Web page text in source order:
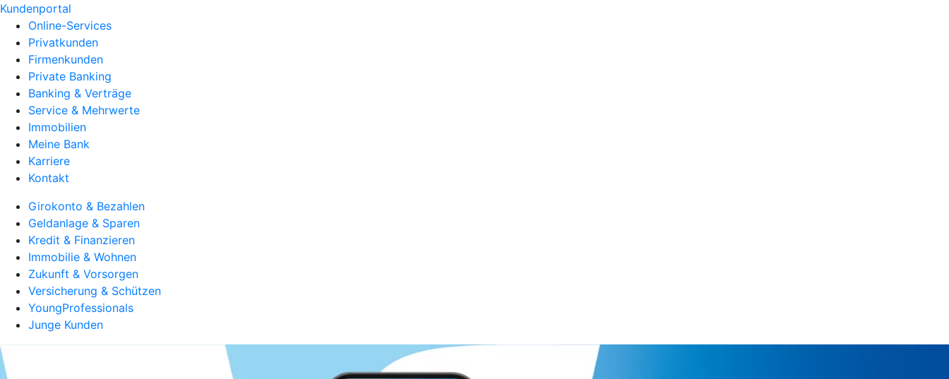
Kundenportal
Online-Services
Privatkunden
Firmenkunden
Private Banking
Banking & Verträge
Service & Mehrwerte
Immobilien
Meine Bank
Karriere
Kontakt
Girokonto & Bezahlen
Geldanlage & Sparen
Kredit & Finanzieren
Immobilie & Wohnen
Zukunft & Vorsorgen
Versicherung & Schützen
YoungProfessionals
Junge Kunden